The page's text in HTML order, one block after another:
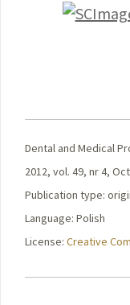
Dental and Medical
2012, vol. 49, nr 4,
Publication type:
Language: Polish
License: Creative